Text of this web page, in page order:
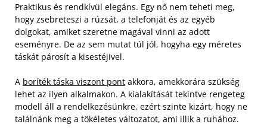
Praktikus és rendkívül elegáns. Egy nő nem teheti meg,
hogy zsebreteszi a rúzsát, a telefonját és az egyéb
dolgokat, amiket szeretne magával vinni az adott
eseményre. De az sem mutat túl jól, hogyha egy méretes
táskát párosít a kisestéjivel.
A boríték táska viszont pont akkora, amekkorára szükség
lehet az ilyen alkalmakon. A kialakítását tekintve rengeteg
modell áll a rendelkezésünkre, ezért szinte kizárt, hogy ne
találnánk meg a tökéletes változatot, ami illik a ruhához.